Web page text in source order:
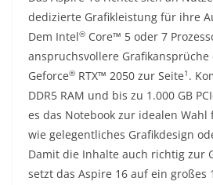
dedizierte Grafikleistung für ihre
Dem Intel® Core™ 5 oder 7
anspruchsvollere Grafikansprüche
Geforce® RTX™ 2050 zur Seite1 .
DDR5 RAM und bis zu 1.000 GB
es das Notebook zur idealen
wie gelegentliches Grafikdesign
Damit die Inhalte auch richtig zur
setzt das Aspire 16 auf ein großes